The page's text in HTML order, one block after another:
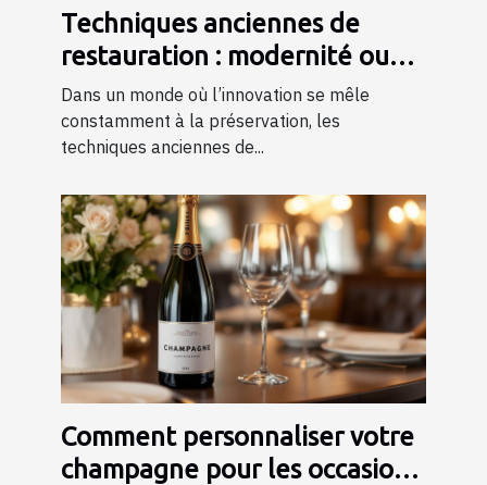
Techniques anciennes de
restauration : modernité ou
tradition ?
Dans un monde où l’innovation se mêle
constamment à la préservation, les
techniques anciennes de...
Comment personnaliser votre
champagne pour les occasions